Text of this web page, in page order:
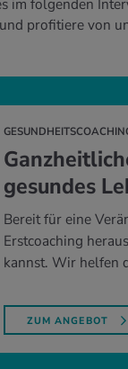
im folgenden
profitiere von
gesundes
Bereit für eine
Erstcoaching
kannst. Wir helfen
ZUM ANGEBOT